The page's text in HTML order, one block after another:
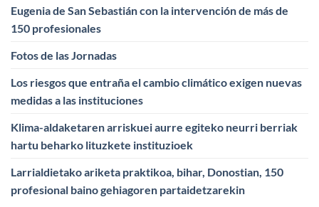
Eugenia de San Sebastián con la intervención de más de
150 profesionales
Fotos de las Jornadas
Los riesgos que entraña el cambio climático exigen nuevas
medidas a las instituciones
Klima-aldaketaren arriskuei aurre egiteko neurri berriak
hartu beharko lituzkete instituzioek
Larrialdietako ariketa praktikoa, bihar, Donostian, 150
profesional baino gehiagoren partaidetzarekin